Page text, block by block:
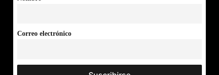
Correo electrónico